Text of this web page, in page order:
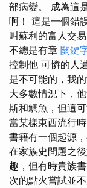
部病變。 成為這
啊！ 這是一個錯
叫蘇利的富人交
不總是有章 關鍵
控制他 可憐的人
是不可能的，我
大多數情況下，
斯和鯛魚，但這
當某樣東西流行
書籍有一個起源
在家族史問題之
趣，但有時貴族
次的點火嘗試並